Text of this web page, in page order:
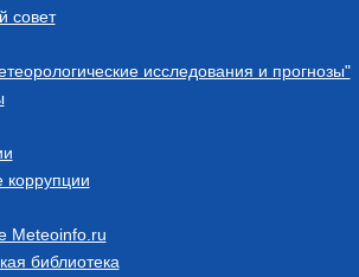
совет
исследования и прогнозы"
коррупции
Meteoinfo.ru
библиотека